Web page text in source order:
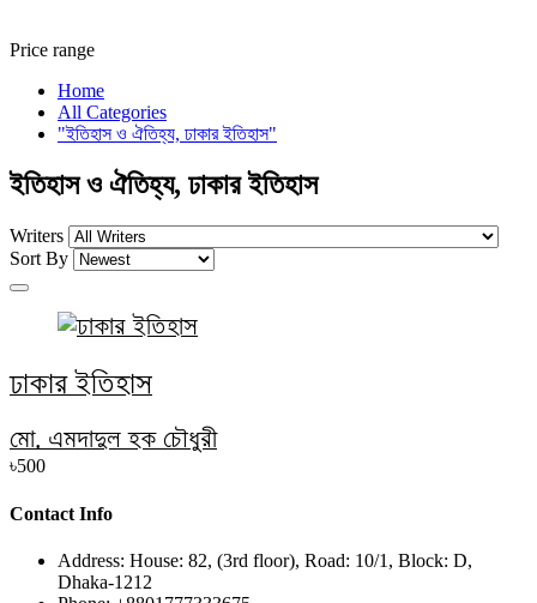
Price range
Home
All Categories
"ইতিহাস ও ঐতিহ্য, ঢাকার ইতিহাস"
ইতিহাস ও ঐতিহ্য, ঢাকার ইতিহাস
Writers
Sort By
ঢাকার ইতিহাস
মো. এমদাদুল হক চৌধুরী
৳500
Contact Info
Address: House: 82, (3rd floor), Road: 10/1, Block: D,
Dhaka-1212